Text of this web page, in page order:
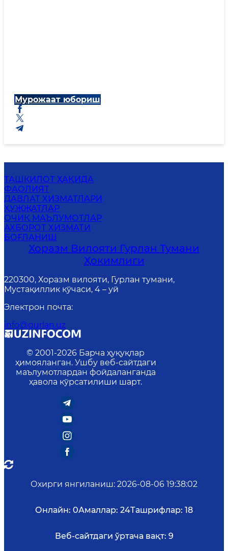
Мурожаат юбориш
ТАШКИЛОТ ҲАҚИДА
ФАОЛИЯТ
ДАВЛАТ ХИЗМАТЛАРИ
ҲУЖЖАТЛАР
ОЧИҚ МАЪЛУМОТЛАР
АХБОРОТ ХИЗМАТИ
БОҒЛАНИШ
Хоразм Вилояти Гурлан Тумани
Ҳокимлиги
220300, Хоразм вилояти, Гурлан тумани,
Мустақиллик кўчаси, 4 – уй
Электрон почта:
info@gurlan.uz
© 2001-2026 Барча ҳуқуқлар
ҳимояланган. Ушбу веб-сайтдаги
маълумотлардан фойдаланганда
ҳавола кўрсатилиши шарт.
Охирги янгиланиш: 2026-08-06 19:38:02
Онлайн: 0Амаллар: 24Ташрифлар: 18
Веб-сайтдаги ўртача вақт: 9